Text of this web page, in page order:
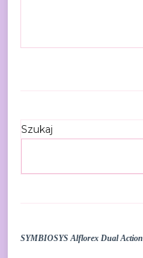
Szukaj
SYMBIOSYS Alflorex Dual Action